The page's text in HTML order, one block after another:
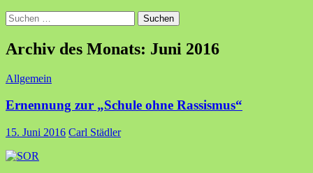
Suchen
nach:
Archiv des Monats: Juni 2016
Allgemein
Ernennung zur „Schule ohne Rassismus“
15. Juni 2016 Carl Städler